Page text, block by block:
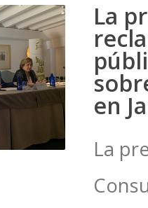
La
en
La